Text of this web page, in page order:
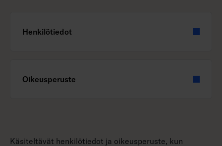
Henkilötiedot
Oikeusperuste
Käsiteltävät henkilötiedot ja oikeusperuste, kun